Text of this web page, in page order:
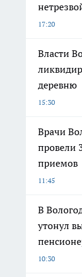
17:20
Власти
деревню
15:30
Врачи
провели
приемов
11:45
В
утонул
10:30